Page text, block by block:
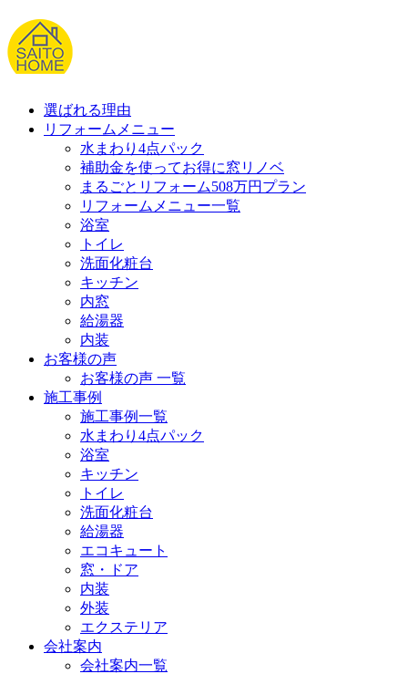
選ばれる理由
リフォームメニュー
水まわり4点パック
補助金を使ってお得に窓リノベ
まるごとリフォーム508万円プラン
リフォームメニュー一覧
浴室
トイレ
洗面化粧台
キッチン
内窓
給湯器
内装
お客様の声
お客様の声 一覧
施工事例
施工事例一覧
水まわり4点パック
浴室
キッチン
トイレ
洗面化粧台
給湯器
エコキュート
窓・ドア
内装
外装
エクステリア
会社案内
会社案内一覧